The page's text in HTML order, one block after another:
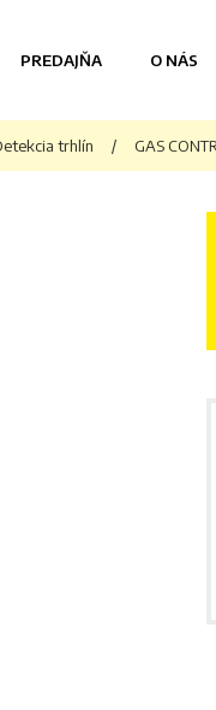
PREDAJŇA O NÁS
trhlín / GAS